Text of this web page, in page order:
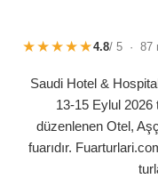
★★★★★4.8/ 5 · 87
Saudi Hotel &
13-15 Eylul 2026
düzenlenen Otel,
fuarıdır.